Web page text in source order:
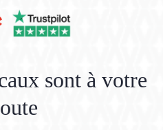
sont à votre